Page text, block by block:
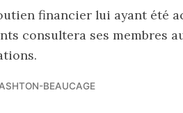
financier lui ayant été
consultera ses membres
BEAUCAGE